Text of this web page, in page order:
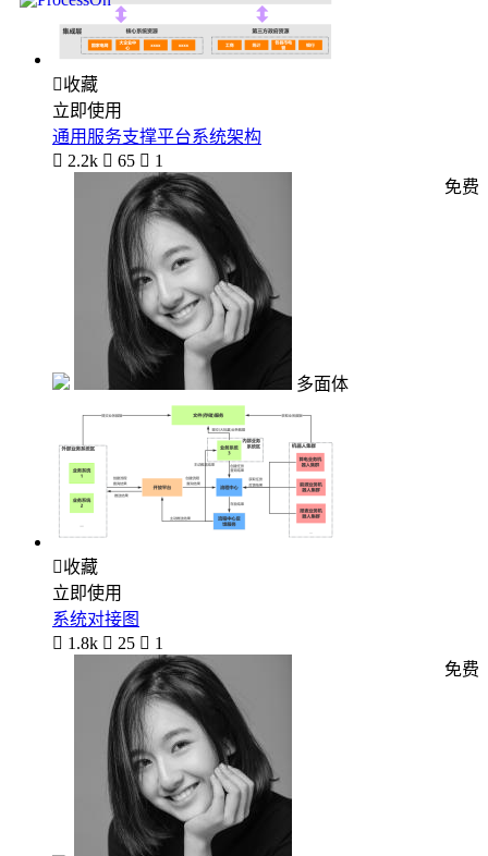
收藏
立即使用
通用服务支撑平台系统架构
 2.2k  65  1
多面体
免费
收藏
立即使用
系统对接图
 1.8k  25  1
免费